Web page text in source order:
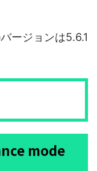
ージョンは5.6.1
mode